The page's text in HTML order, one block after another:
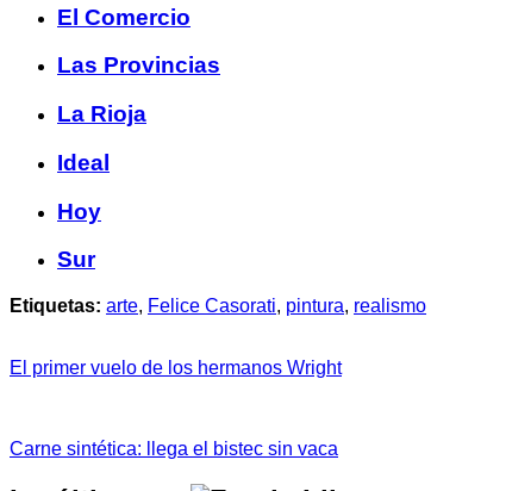
El Comercio
Las Provincias
La Rioja
Ideal
Hoy
Sur
Etiquetas: arte, Felice Casorati, pintura, realismo
El primer vuelo de los hermanos Wright
Carne sintética: llega el bistec sin vaca